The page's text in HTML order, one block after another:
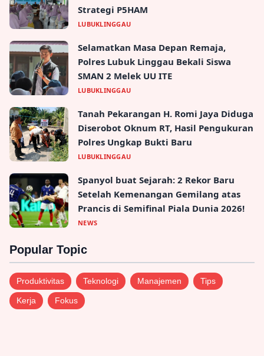
Strategi P5HAM
LUBUKLINGGAU
Selamatkan Masa Depan Remaja,
Polres Lubuk Linggau Bekali Siswa
SMAN 2 Melek UU ITE
LUBUKLINGGAU
Tanah Pekarangan H. Romi Jaya Diduga
Diserobot Oknum RT, Hasil Pengukuran
Polres Ungkap Bukti Baru
LUBUKLINGGAU
Spanyol buat Sejarah: 2 Rekor Baru
Setelah Kemenangan Gemilang atas
Prancis di Semifinal Piala Dunia 2026!
NEWS
Popular Topic
Produktivitas Teknologi Manajemen Tips
Kerja Fokus